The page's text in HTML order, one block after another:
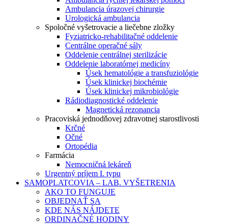
Ambulancia úrazovej chirurgie
Urologická ambulancia
Spoločné vyšetrovacie a liečebne zložky
Fyziatricko-rehabilitačné oddelenie
Centrálne operačné sály
Oddelenie centrálnej sterilizácie
Oddelenie laboratórnej medicíny
Úsek hematológie a transfuziológie
Úsek klinickej biochémie
Úsek klinickej mikrobiológie
Rádiodiagnostické oddelenie
Magnetická rezonancia
Pracoviská jednodňovej zdravotnej starostlivosti
Krčné
Očné
Ortopédia
Farmácia
Nemocničná lekáreň
Urgentný príjem I. typu
SAMOPLATCOVIA – LAB. VYŠETRENIA
AKO TO FUNGUJE
OBJEDNAŤ SA
KDE NÁS NÁJDETE
ORDINAČNÉ HODINY